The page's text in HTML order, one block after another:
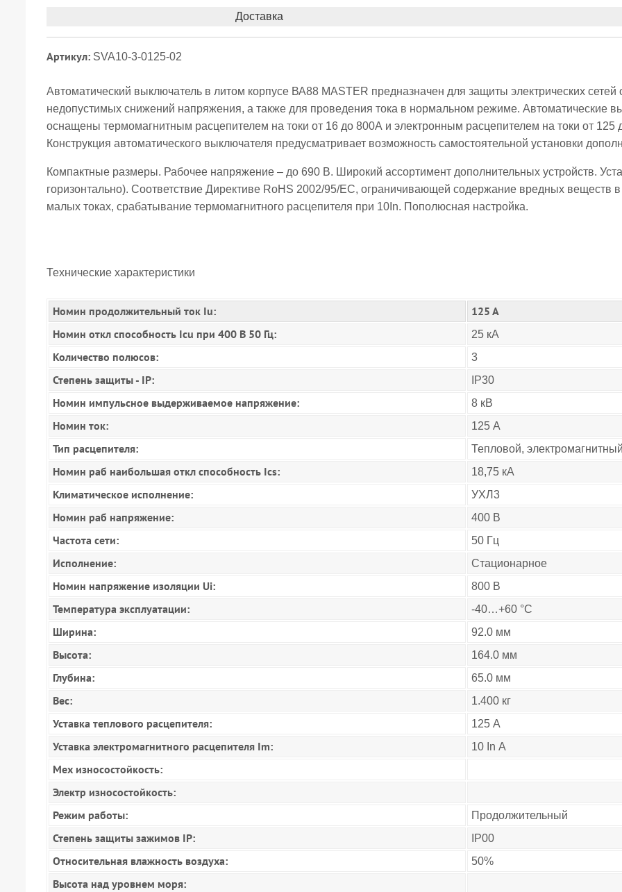
Доставка
Артикул: SVA10-3-0125-02
Автоматический выключатель в литом корпусе ВА88 MASTER предназначен для защиты электрических сетей
недопустимых снижений напряжения, а также для проведения тока в нормальном режиме. Автоматические
оснащены термомагнитным расцепителем на токи от 16 до 800А и электронным расцепителем на токи от
Конструкция автоматического выключателя предусматривает возможность самостоятельной установки
Компактные размеры. Рабочее напряжение – до 690 В. Широкий ассортимент дополнительных устройств.
горизонтально). Соответствие Директиве RoHS 2002/95/EC, ограничивающей содержание вредных веществ
малых токах, срабатывание термомагнитного расцепителя при 10In. Пополюсная настройка.
Технические характеристики
Номин продолжительный ток Iu:
125 А
Номин откл способность Icu при 400 В 50 Гц:
25 кА
Количество полюсов: 3
Степень защиты - IP: IP30
Номин импульсное выдерживаемое напряжение: 8 кВ
Номин ток: 125 А
Тип расцепителя: Тепловой,
Номин раб наибольшая откл способность Ics: 18,75 кА
Климатическое исполнение: УХЛ3
Номин раб напряжение: 400 В
Частота сети: 50 Гц
Исполнение: Стационарное
Номин напряжение изоляции Ui: 800 В
Температура эксплуатации: -40…+60 °C
Ширина: 92.0 мм
Высота: 164.0 мм
Глубина: 65.0 мм
Вес: 1.400 кг
Уставка теплового расцепителя: 125 А
Уставка электромагнитного расцепителя Im: 10 In А
Мех износостойкость:
Электр износостойкость:
Режим работы:
Продолжительный
Степень защиты зажимов IP: IP00
Относительная влажность воздуха: 50%
Высота над уровнем моря: